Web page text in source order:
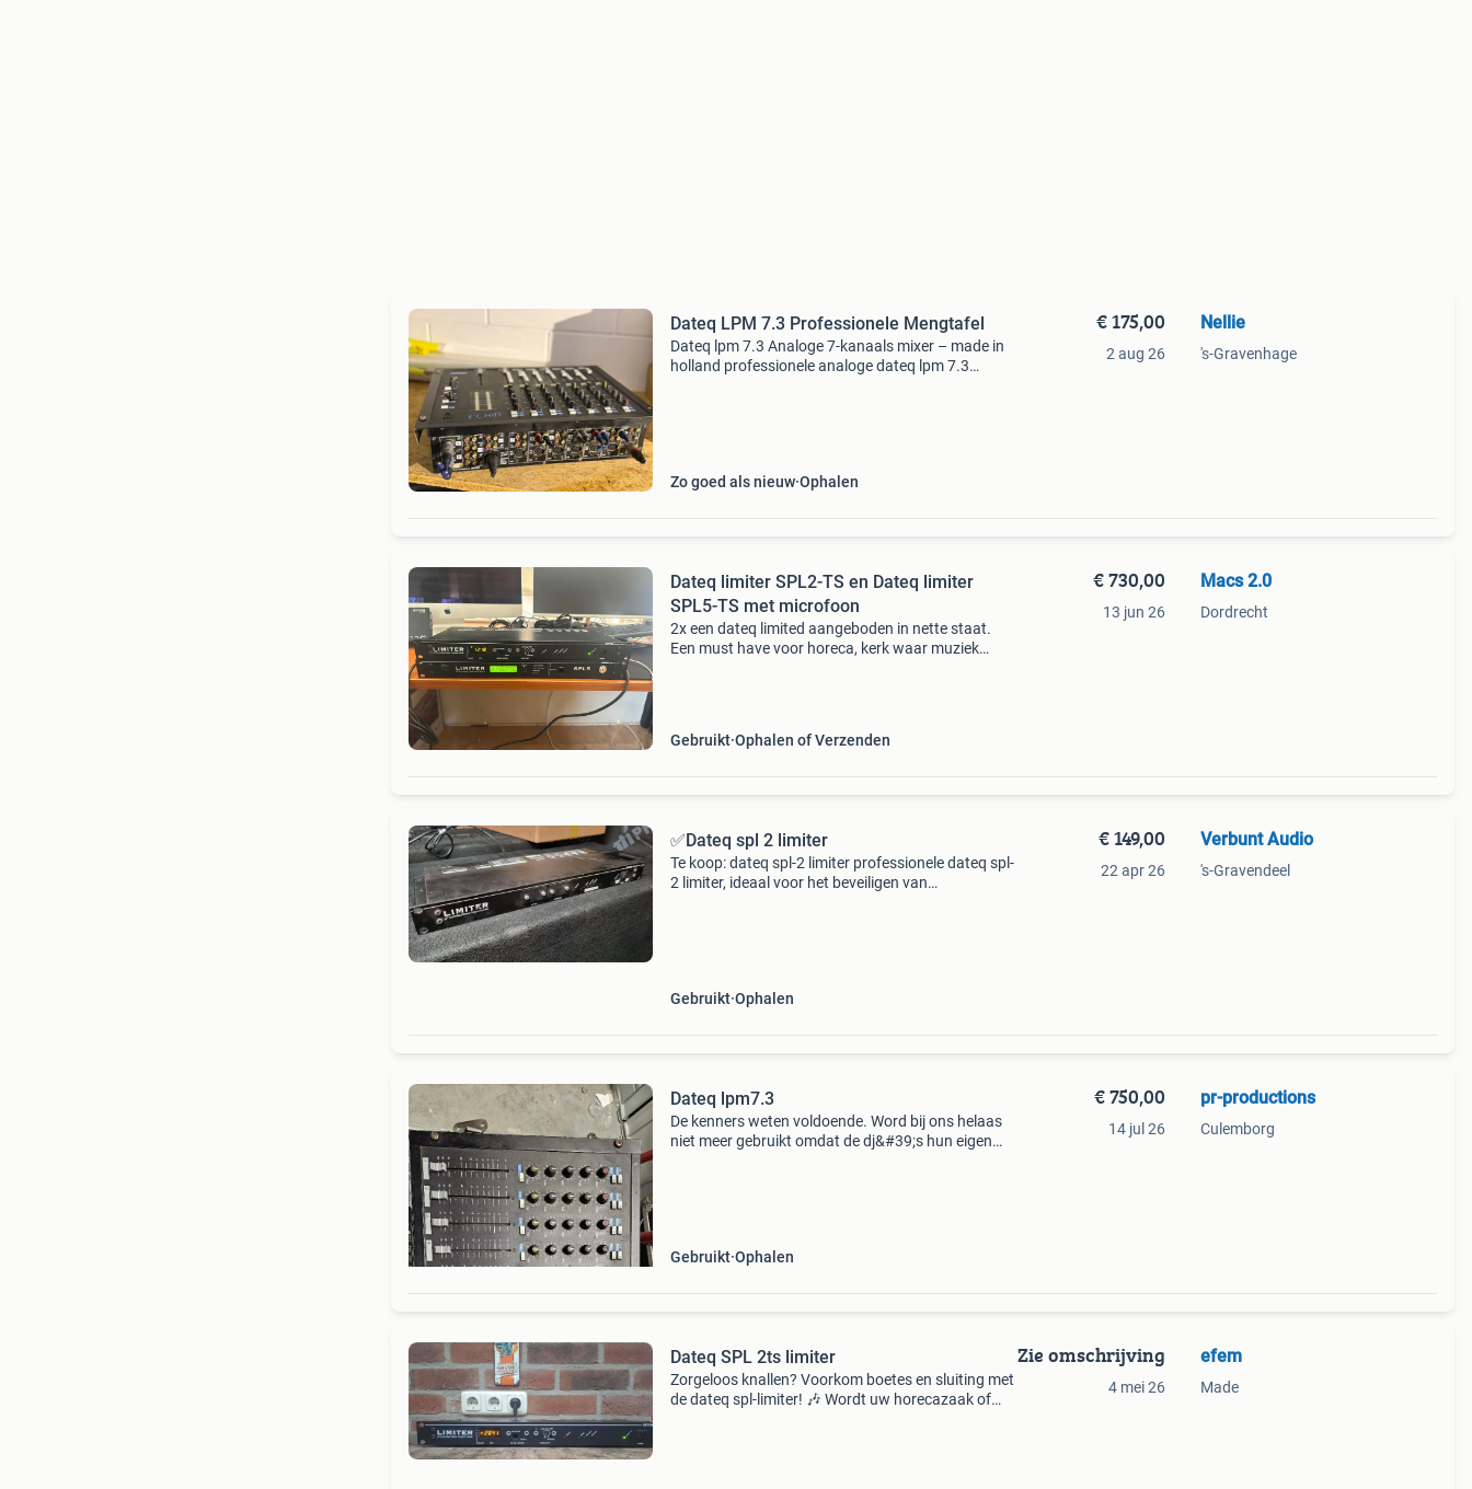
Dateq LPM 7.3 Professionele Mengtafel
Dateq lpm 7.3 Analoge 7-kanaals mixer – made in
holland professionele analoge dateq lpm 7.3
Zo goed als nieuw Ophalen
€ 175,00
2 aug 26
Nellie
's-Gravenhage
Dateq limiter SPL2-TS en Dateq limiter
SPL5-TS met microfoon
2x een dateq limited aangeboden in nette staat.
Een must have voor horeca, kerk waar muziek
Gebruikt Ophalen of Verzenden
€ 730,00
13 jun 26
Macs 2.0
Dordrecht
✅Dateq spl 2 limiter
Te koop: dateq spl-2 limiter professionele dateq spl-
2 limiter, ideaal voor het beveiligen van
Gebruikt Ophalen
€ 149,00
22 apr 26
Verbunt Audio
's-Gravendeel
Dateq lpm7.3
De kenners weten voldoende. Word bij ons helaas
niet meer gebruikt omdat de dj&#39;s hun eigen
Gebruikt Ophalen
€ 750,00
14 jul 26
pr-productions
Culemborg
Dateq SPL 2ts limiter
Zorgeloos knallen? Voorkom boetes en sluiting met
de dateq spl-limiter! 🎶 Wordt uw horecazaak of
Zie omschrijving
4 mei 26
efem
Made